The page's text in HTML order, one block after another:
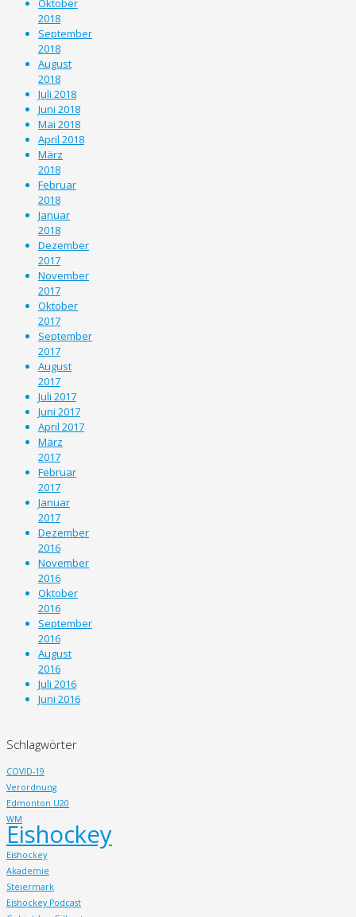
2018
September
2018
August
2018
Juli 2018
Juni 2018
Mai 2018
April 2018
März
2018
Februar
2018
Januar
2018
Dezember
2017
November
2017
Oktober
2017
September
2017
August
2017
Juli 2017
Juni 2017
April 2017
März
2017
Februar
2017
Januar
2017
Dezember
2016
November
2016
Oktober
2016
September
2016
August
2016
Juli 2016
Juni 2016
Schlagwörter
COVID-19
Verordnung
Edmonton U20
WM
Eishockey
Eishockey
Akademie
Steiermark
Eishockey Podcast